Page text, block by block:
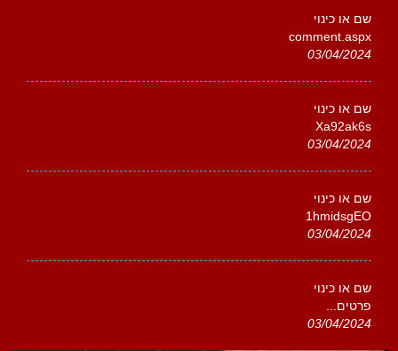
שם או כינוי
comment.aspx
03/04/2024
שם או כינוי
Xa92ak6s
03/04/2024
שם או כינוי
1hmidsgEO
03/04/2024
שם או כינוי
פרטים...
03/04/2024